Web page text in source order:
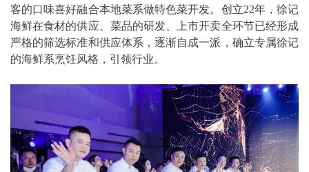
客的口味喜好融合本地菜系做特色菜开发。创立22年，徐记
海鲜在食材的供应、菜品的研发、上市开卖全环节已经形成
严格的筛选标准和供应体系，逐渐自成一派，确立专属徐记
的海鲜系烹饪风格，引领行业。